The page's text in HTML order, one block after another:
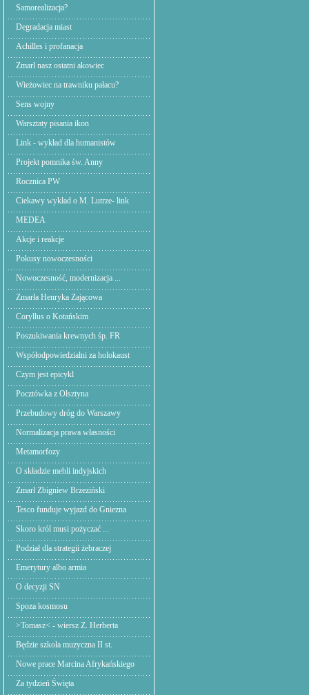
Samorealizacja?
Degradacja miast
Achilles i profanacja
Zmarł nasz ostatni akowiec
Wieżowiec na trawniku pałacu?
Sens wojny
Warsztaty pisania ikon
Link - wykład dla humanistów
Projekt pomnika św. Anny
Rocznica PW
Ciekawy wykład o M. Lutrze- link
MEDEA
Akcje i reakcje
Pokusy nowoczesności
Nowoczesność, modernizacja ...
Zmarła Henryka Zającowa
Coryllus o Kotańskim
Poszukiwania krewnych śp. FR
Współodpowiedzialni za holokaust
Czym jest epicykl
Pocztówka z Olsztyna
Przebudowy dróg do Warszawy
Normalizacja prawa własności
Metamorfozy
O składzie mebli indyjskich
Zmarł Zbigniew Brzeziński
Tesco funduje wyjazd do Gniezna
Skoro król musi pożyczać ...
Podział dla strategii żebraczej
Emerytury albo armia
O decyzji SN
Spoza kosmosu
>Tomasz< - wiersz Z. Herberta
Będzie szkoła muzyczna II st.
Nowe prace Marcina Afrykańskiego
Za tydzień Święta